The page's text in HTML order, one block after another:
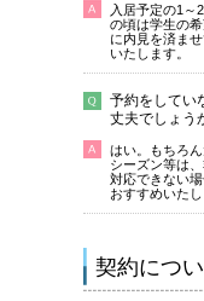
入居予定の1～
の頃は学生の
に内見を済ま
いたします。
予約をしてい
丈夫でしょう
はい。もちろ
シーズン等は
対応できない
おすすめいたし
契約につ